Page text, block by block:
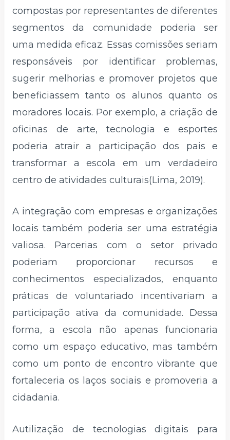
compostas por representantes de diferentes
segmentos da comunidade poderia ser
uma medida eficaz. Essas comissões seriam
responsáveis por identificar problemas,
sugerir melhorias e promover projetos que
beneficiassem tanto os alunos quanto os
moradores locais. Por exemplo, a criação de
oficinas de arte, tecnologia e esportes
poderia atrair a participação dos pais e
transformar a escola em um verdadeiro
centro de atividades culturais(Lima, 2019).
A integração com empresas e organizações
locais também poderia ser uma estratégia
valiosa. Parcerias com o setor privado
poderiam proporcionar recursos e
conhecimentos especializados, enquanto
práticas de voluntariado incentivariam a
participação ativa da comunidade. Dessa
forma, a escola não apenas funcionaria
como um espaço educativo, mas também
como um ponto de encontro vibrante que
fortaleceria os laços sociais e promoveria a
cidadania.
Autilização de tecnologias digitais para